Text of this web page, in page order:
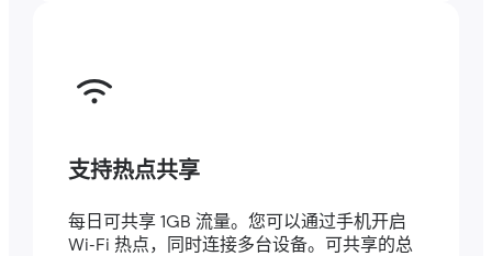
支持热点共享
每日可共享 1GB 流量。您可以通过手机开启
Wi-Fi 热点，同时连接多台设备。可共享的总